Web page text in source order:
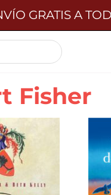
GRATIS A
Fisher